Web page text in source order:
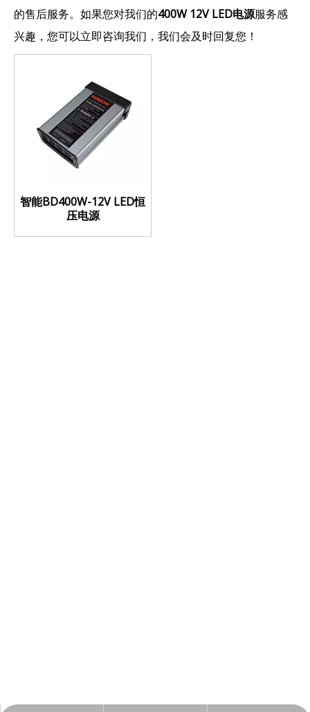
的售后服务。如果您对我们的400W 12V LED电源服务感
兴趣，您可以立即咨询我们，我们会及时回复您！
智能BD400W-12V LED恒
压电源